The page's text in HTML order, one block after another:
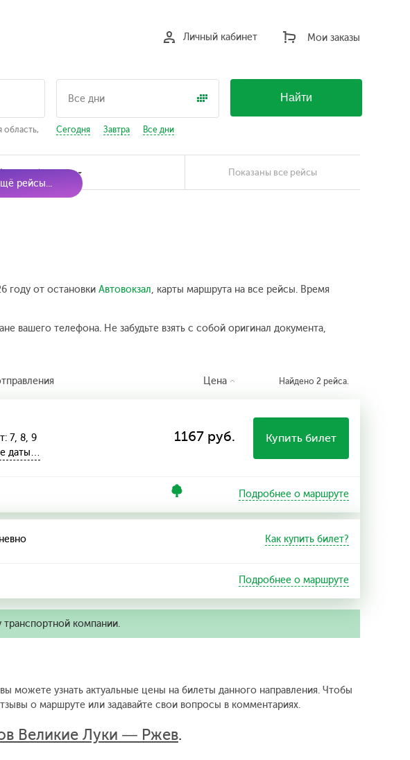
Мои заказы
Личный кабинет
область,
Сегодня Завтра Все дни
Найти
билетов Показаны все рейсы
году от остановки Автовокзал, карты маршрута на все рейсы. Время
вашего телефона. Не забудьте взять с собой оригинал документа,
рейсы...
Цена Найдено 2 рейса.
7, 8, 9
даты…
1167 руб. Купить билет
Подробнее о маршруте
Как купить билет?
Подробнее о маршруте
компании.
можете узнать актуальные цены на билеты данного направления. Чтобы
о маршруте или задавайте свои вопросы в комментариях.
Великие Луки — Ржев.